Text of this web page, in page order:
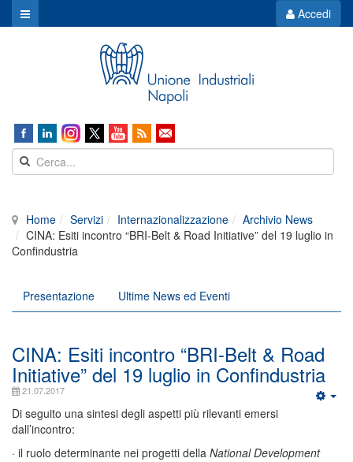
Accedi
Home Servizi Internazionalizzazione
Archivio News
CINA: Esiti incontro “BRI-Belt & Road Initiative” del 19 luglio in
Confindustria
Presentazione Ultime News ed Eventi
CINA: Esiti incontro “BRI-Belt & Road
Initiative” del 19 luglio in Confindustria
21.07.2017
Di seguito una sintesi degli aspetti più rilevanti emersi
dall’incontro:
· il ruolo determinante nei progetti della National Development